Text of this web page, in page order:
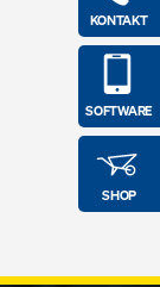
KONTAKT
SOFTWARE
SHOP